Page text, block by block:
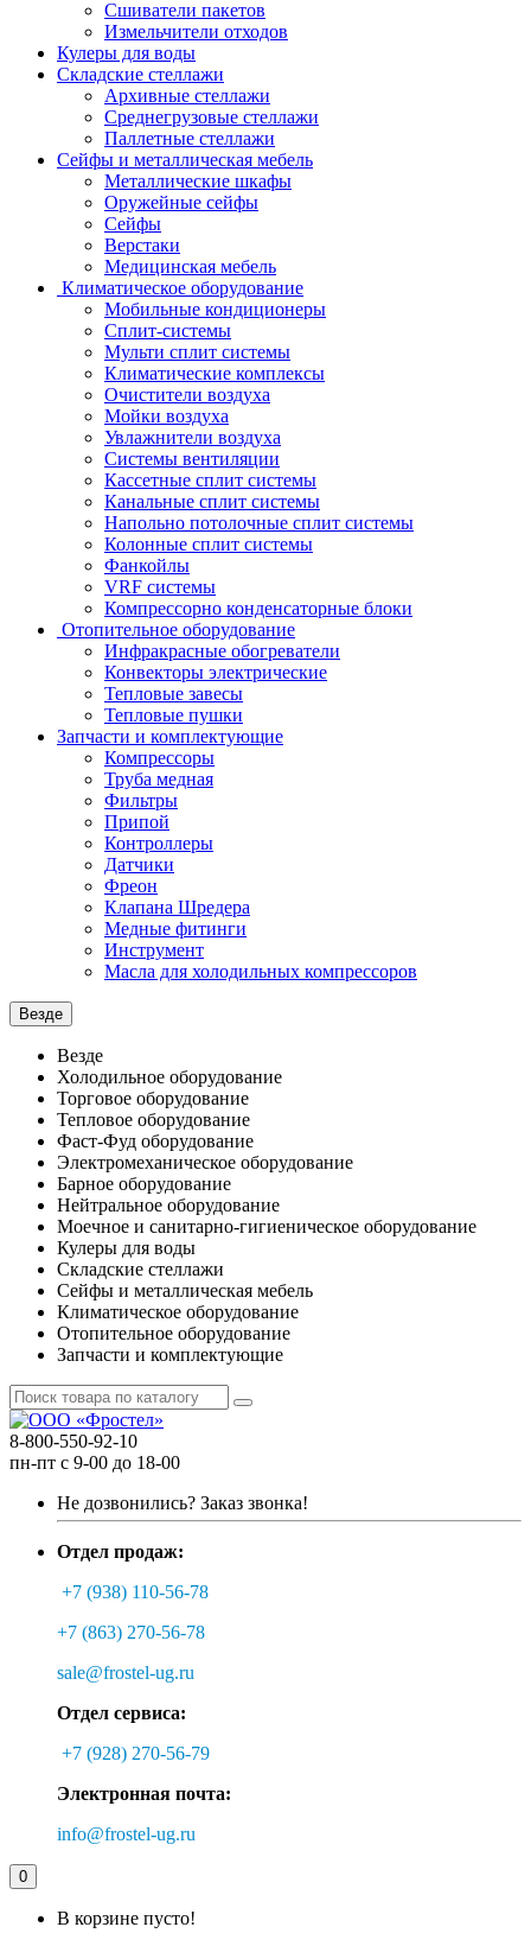
Сшиватели пакетов
Измельчители отходов
Кулеры для воды
Складские стеллажи
Архивные стеллажи
Среднегрузовые стеллажи
Паллетные стеллажи
Сейфы и металлическая мебель
Металлические шкафы
Оружейные сейфы
Сейфы
Верстаки
Медицинская мебель
Климатическое оборудование
Мобильные кондиционеры
Сплит-системы
Мульти сплит системы
Климатические комплексы
Очистители воздуха
Мойки воздуха
Увлажнители воздуха
Системы вентиляции
Кассетные сплит системы
Канальные сплит системы
Напольно потолочные сплит системы
Колонные сплит системы
Фанкойлы
VRF системы
Компрессорно конденсаторные блоки
Отопительное оборудование
Инфракрасные обогреватели
Конвекторы электрические
Тепловые завесы
Тепловые пушки
Запчасти и комплектующие
Компрессоры
Труба медная
Фильтры
Припой
Контроллеры
Датчики
Фреон
Клапана Шредера
Медные фитинги
Инструмент
Масла для холодильных компрессоров
Везде
Везде
Холодильное оборудование
Торговое оборудование
Тепловое оборудование
Фаст-Фуд оборудование
Электромеханическое оборудование
Барное оборудование
Нейтральное оборудование
Моечное и санитарно-гигиеническое оборудование
Кулеры для воды
Складские стеллажи
Сейфы и металлическая мебель
Климатическое оборудование
Отопительное оборудование
Запчасти и комплектующие
8-800-550-92-10
пн-пт с 9-00 до 18-00
Не дозвонились? Заказ звонка!
Отдел продаж:
+7 (938) 110-56-78
+7 (863) 270-56-78
sale@frostel-ug.ru
Отдел сервиса:
+7 (928) 270-56-79
Электронная почта:
info@frostel-ug.ru
0
В корзине пусто!